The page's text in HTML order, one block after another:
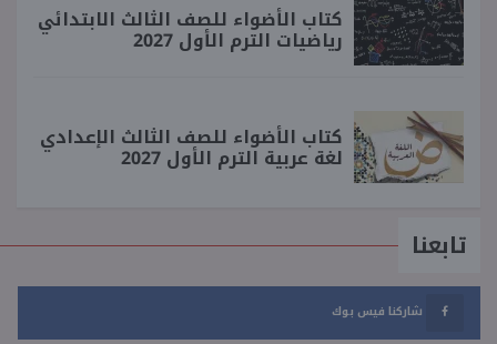
كتاب الأضواء للصف الثالث الابتدائي
رياضيات الترم الأول 2027
كتاب الأضواء للصف الثالث الإعدادي
لغة عربية الترم الأول 2027
تابعنا
شاركنا فيس بوك